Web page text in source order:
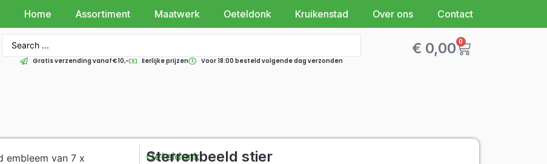
Home Assortiment Maatwerk Oeteldonk Kruikenstad Over ons Contact
Gratis verzending vanaf €10,- Eerlijke prijzen Voor 18:00 besteld volgende dag verzonden
€ 0,00 0
Oeteldonk
Sterrenbeeld stier